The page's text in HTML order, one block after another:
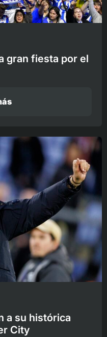
gran fiesta por el
a su histórica
City